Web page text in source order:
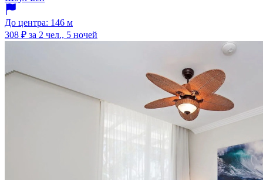
До центра: 146 м
308 ₽ за 2 чел., 5 ночей